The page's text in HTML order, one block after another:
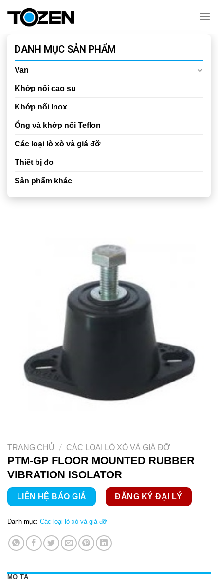
DANH MỤC SẢN PHẨM
Van
Khớp nối cao su
Khớp nối Inox
Ống và khớp nối Teflon
Các loại lò xò và giá đỡ
Thiết bị đo
Sản phẩm khác
TRANG CHỦ / CÁC LOẠI LÒ XÒ VÀ GIÁ ĐỠ
PTM-GP FLOOR MOUNTED RUBBER
VIBRATION ISOLATOR
LIÊN HỆ BÁO GIÁ ĐĂNG KÝ ĐẠI LÝ
Danh mục: Các loại lò xò và giá đỡ
MÔ TẢ